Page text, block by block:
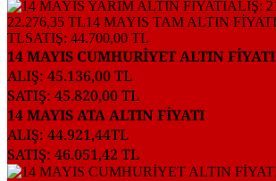
14 MAYIS CUMHURİYET ALTIN FİYATI
ALIŞ: 45.136,00 TL
SATIŞ: 45.820,00 TL
14 MAYIS ATA ALTIN FİYATI
ALIŞ: 44.921,44TL
SATIŞ: 46.051,42 TL